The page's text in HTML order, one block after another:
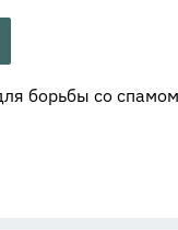
борьбы со